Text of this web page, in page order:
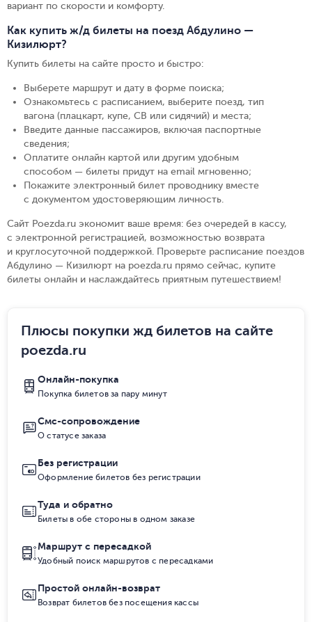
вариант по скорости и комфорту.
Как купить ж/д билеты на поезд Абдулино —
Кизилюрт?
Купить билеты на сайте просто и быстро:
Выберете маршрут и дату в форме поиска;
Ознакомьтесь с расписанием, выберите поезд, тип
вагона (плацкарт, купе, СВ или сидячий) и места;
Введите данные пассажиров, включая паспортные
сведения;
Оплатите онлайн картой или другим удобным
способом — билеты придут на email мгновенно;
Покажите электронный билет проводнику вместе
с документом удостоверяющим личность.
Сайт Poezda.ru экономит ваше время: без очередей в кассу,
с электронной регистрацией, возможностью возврата
и круглосуточной поддержкой. Проверьте расписание поездов
Абдулино — Кизилюрт на poezda.ru прямо сейчас, купите
билеты онлайн и наслаждайтесь приятным путешествием!
Плюсы покупки жд билетов на сайте
poezda.ru
Онлайн-покупка
Покупка билетов за пару минут
Смс-сопровождение
О статусе заказа
Без регистрации
Оформление билетов без регистрации
Туда и обратно
Билеты в обе стороны в одном заказе
Маршрут с пересадкой
Удобный поиск маршрутов с пересадками
Простой онлайн-возврат
Возврат билетов без посещения кассы